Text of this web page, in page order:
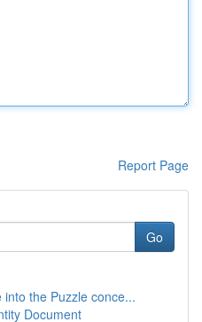
Report Page
Go
into the Puzzle conce...
Document